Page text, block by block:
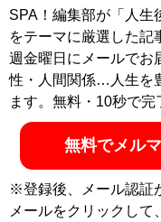
グ事例を収集・分析し、
カウント@mountingpolice
記事一覧へ
SPA！編集部が「人生
をテーマに厳選した記
週金曜日にメールでお
性・人間関係…人生を
ます。無料・10秒で完
無料でメル
※登録後、メール認証
メールをクリックして